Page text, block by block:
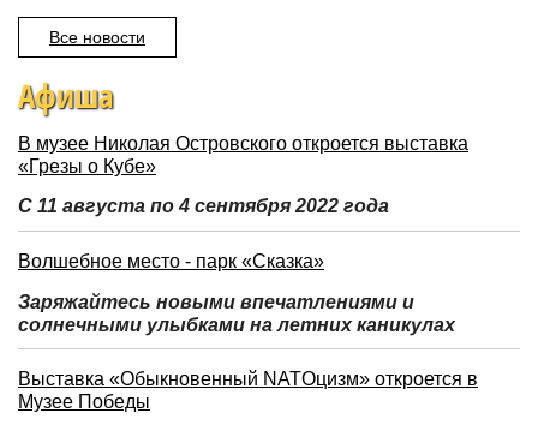
Все новости
Афиша
В музее Николая Островского откроется выставка
«Грезы о Кубе»
С 11 августа по 4 сентября 2022 года
Волшебное место - парк «Сказка»
Заряжайтесь новыми впечатлениями и
солнечными улыбками на летних каникулах
Выставка «Обыкновенный NATOцизм» откроется в
Музее Победы